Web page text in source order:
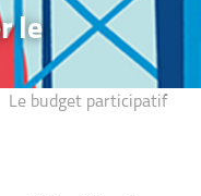
Le budget participatif